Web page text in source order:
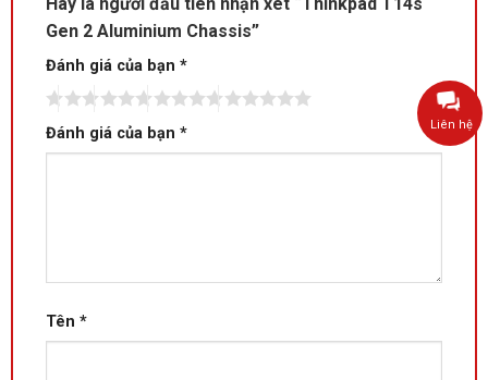
Gen 2 Aluminium Chassis”
Đánh giá của bạn *
Đánh giá của bạn *
Tên *
Liên hệ